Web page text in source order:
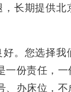
长期提供北
。您选择我
一份责任，
、办床位，